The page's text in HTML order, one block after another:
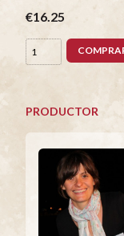
€16.25
PRODUCTOR